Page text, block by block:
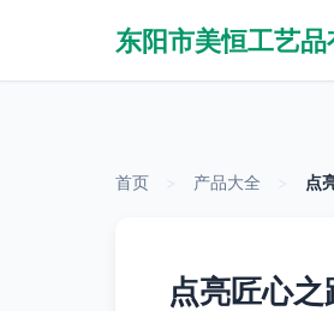
东阳市美恒工艺品
首页 产品大全 点
点亮匠心